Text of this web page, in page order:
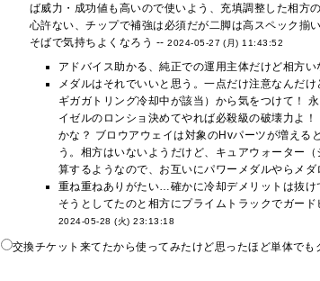
ば威力・成功値も高いので使いよう、充填調整した相方
心許ない、チップで補強は必須だが二脚は高スペック揃
そばで気持ちよくなろう --2024-05-27 (月) 11:43:52
アドバイス助かる、純正での運用主体だけど相方
メダルはそれでいいと思う。一点だけ注意なんだ
ギガガトリング冷却中が該当）から気をつけて！
イゼルのロンショ決めてやれば必殺級の破壊力よ
かな？ ブロウアウェイは対象のHvパーツが増える
う。相方はいないようだけど、キュアウォーター
算するようなので、お互いにパワーメダルやらメ
重ね重ねありがたい…確かに冷却デメリットは抜
そうとしてたのと相方にプライムトラックでガー
2024-05-28 (火) 23:13:18
交換チケット来てたから使ってみたけど思ったほど単体で